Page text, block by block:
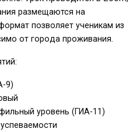
размещаются на
позволяет ученикам из
от города проживания.
9)
уровень (ГИА-11)